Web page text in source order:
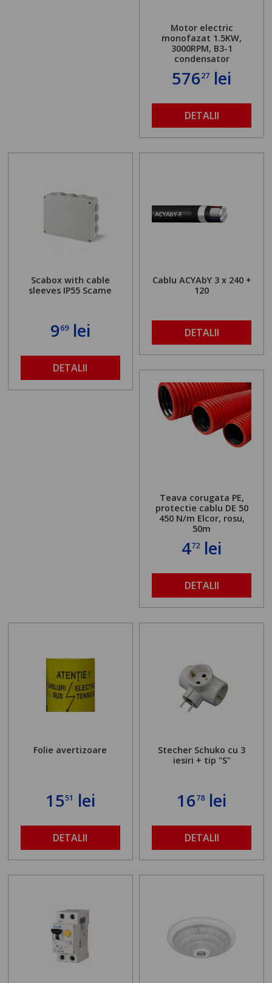
Motor electric
monofazat 1.5KW,
3000RPM, B3-1
condensator
57627 lei
DETALII
Scabox with cable
sleeves IP55 Scame
969lei
DETALII
Cablu ACYAbY 3 x 240 +
120
DETALII
Teava corugata PE,
protectie cablu DE 50
450 N/m Elcor, rosu,
50m
472 lei
DETALII
Folie avertizoare
1551 lei
DETALII
Stecher Schuko cu 3
iesiri + tip "S"
1678lei
DETALII